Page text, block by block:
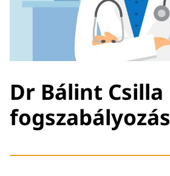
Dr Bálint Csilla
fogszabályozás